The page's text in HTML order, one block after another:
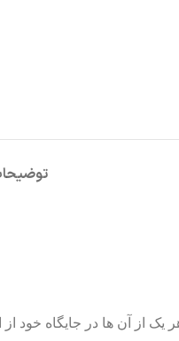
از آن ها در جایگاه خود از